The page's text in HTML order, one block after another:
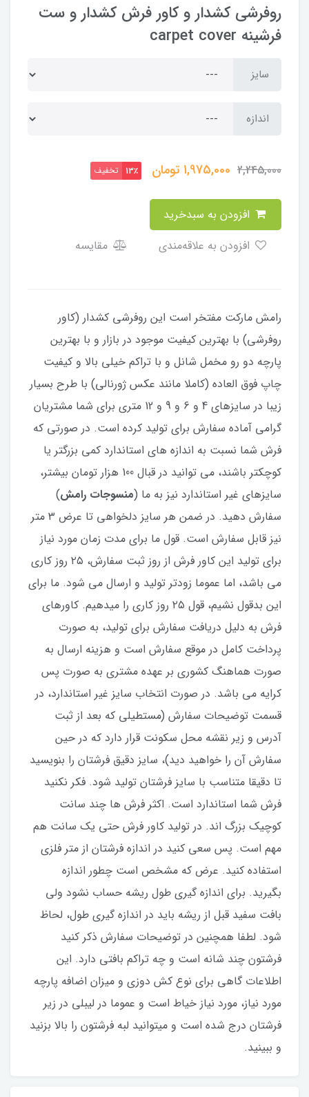
روفرشی کشدار و کاور فرش کشدار و ست
فرشینه carpet cover
سایز
اندازه
2,245,000
1,975,000تومان 13٪ تخفیف
مقایسه
رامش مارکت مفتخر است این روفرشی کشدار (کاور
روفرشی) با بهترین کیفیت موجود در بازار و با بهترین
پارچه دو رو مخمل شانل و با تراکم خیلی بالا و کیفیت
چاپ فوق العاده (کاملا مانند عکس ژورنالی) با طرح بسیار
زیبا در سایزهای 4 و 6 و 9 و 12 متری برای شما مشتریان
گرامی آماده سفارش برای تولید کرده است. در صورتی که
فرش شما نسبت به اندازه های استاندارد کمی بزرگتر یا
کوچکتر باشند، می توانید در قبال 100 هزار تومان بیشتر،
سایزهای غیر استاندارد نیز به ما (منسوجات رامش)
سفارش دهید. در ضمن هر سایز دلخواهی تا عرض ۳ متر
نیز قابل سفارش است. قول ما برای مدت زمان مورد نیاز
برای تولید این کاور فرش از روز ثبت سفارش، ۲۵ روز کاری
می باشد، اما عموما زودتر تولید و ارسال می شود. ما برای
این بدقول نشیم، قول ۲۵ روز کاری را میدهیم. کاورهای
فرش به دلیل دریافت سفارش برای تولید، به صورت
پرداخت کامل در موقع سفارش است و هزینه ارسال به
صورت هماهنگ کشوری بر عهده مشتری به صورت پس
کرایه می باشد. در صورت انتخاب سایز غیر استاندارد، در
قسمت توضیحات سفارش (مستطیلی که بعد از ثبت
آدرس و زیر نقشه محل سکونت قرار دارد که در حین
سفارش آن را خواهید دید)، سایز دقیق فرشتان را بنویسید
تا دقیقا متناسب با سایز فرشتان تولید شود. فکر نکنید
فرش شما استاندارد است. اکثر فرش ها چند سانت
کوچیک بزرگ اند. در تولید کاور فرش حتی یک سانت هم
مهم است. پس سعی کنید در اندازه فرشتان از متر فلزی
استفاده کنید‌. عرض که مشخص است چطور اندازه
بگیرید. برای اندازه گیری طول ریشه حساب نشود ولی
بافت سفید قبل از ریشه باید در اندازه گیری طول، لحاظ
شود. لطفا همچنین در توضیحات سفارش ذکر کنید
فرشتون چند شانه است و چه تراکم بافتی دارد. این
اطلاعات گاهی برای نوع کش دوزی و میزان اضافه پارچه
مورد نیاز، مورد نیاز خیاط است و عموما در لیبلی در زیر
فرشتان درج شده است و میتوانید لبه فرشتون را بالا بزنید
و ببینید.